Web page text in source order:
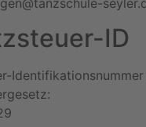
ID